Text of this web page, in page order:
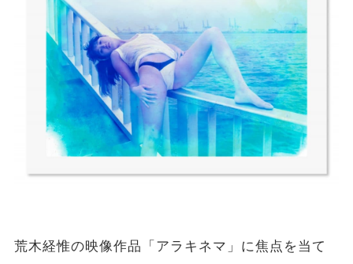
荒木経惟の映像作品「アラキネマ」に焦点を当て